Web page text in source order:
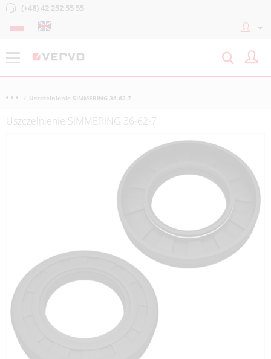
(+48) 42 252 55 55
Uszczelnienie SIMMERING 36-62-7
Uszczelnienie SIMMERING 36-62-7